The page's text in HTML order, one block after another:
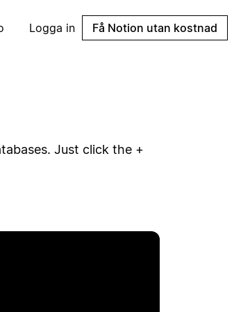
Logga in Få Notion utan kostnad
Just click the +